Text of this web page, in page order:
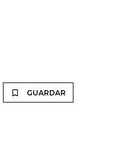
GUARDAR